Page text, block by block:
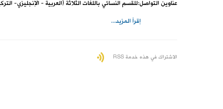
عناوين التواصل:للقسم النسائي باللغات الثلاثة (العربية - الإنجليزي-
إقرأ المزيد...
الاشتراك في هذه خدمة RSS